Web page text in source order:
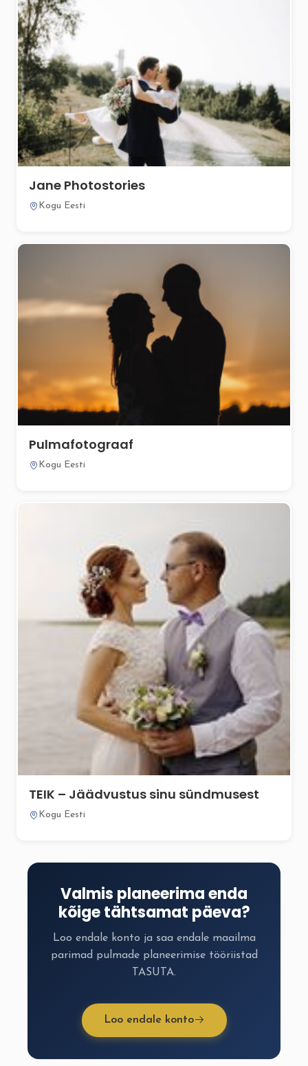
Jane Photostories
Kogu Eesti
Pulmafotograaf
Kogu Eesti
TEIK – Jäädvustus sinu sündmusest
Kogu Eesti
Valmis planeerima enda
kõige tähtsamat päeva?
Loo endale konto ja saa endale maailma
parimad pulmade planeerimise tööriistad
TASUTA.
Loo endale konto